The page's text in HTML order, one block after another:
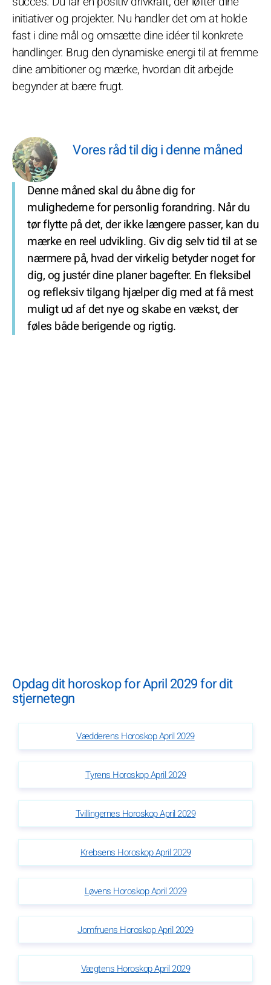
initiativer og projekter. Nu handler det om at holde
fast i dine mål og omsætte dine idéer til konkrete
handlinger. Brug den dynamiske energi til at fremme
dine ambitioner og mærke, hvordan dit arbejde
begynder at bære frugt.
Vores råd til dig i denne måned
Denne måned skal du åbne dig for
mulighederne for personlig forandring. Når du
tør flytte på det, der ikke længere passer, kan du
mærke en reel udvikling. Giv dig selv tid til at se
nærmere på, hvad der virkelig betyder noget for
dig, og justér dine planer bagefter. En fleksibel
og refleksiv tilgang hjælper dig med at få mest
muligt ud af det nye og skabe en vækst, der
føles både berigende og rigtig.
Opdag dit horoskop for April 2029 for dit
stjernetegn
Vædderens Horoskop April 2029
Tyrens Horoskop April 2029
Tvillingernes Horoskop April 2029
Krebsens Horoskop April 2029
Løvens Horoskop April 2029
Jomfruens Horoskop April 2029
Vægtens Horoskop April 2029